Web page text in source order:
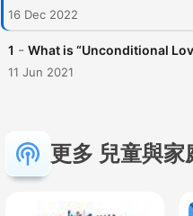
16 Dec 2022
1 - What is “Unconditional
11 Jun 2021
更多 兒童與家